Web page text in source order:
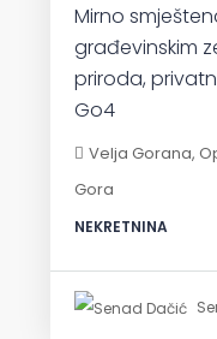
Mirno
građevinskim
priroda,
Go4
Velja Gorana,
Gora
NEKRETNINA